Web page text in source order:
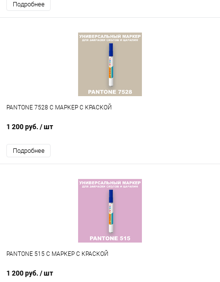
Подробнее
PANTONE 7528 C МАРКЕР С КРАСКОЙ
1 200 руб. / шт
Подробнее
PANTONE 515 C МАРКЕР С КРАСКОЙ
1 200 руб. / шт